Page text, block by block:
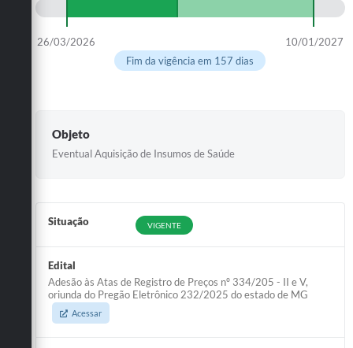
26/03/2026
10/01/2027
Fim da vigência em 157 dias
Objeto
Eventual Aquisição de Insumos de Saúde
Situação VIGENTE
Edital
Adesão às Atas de Registro de Preços nº 334/205 - II e V,
oriunda do Pregão Eletrônico 232/2025 do estado de MG
Acessar